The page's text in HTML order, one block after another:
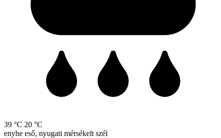
39 °C 20 °C
enyhe eső, nyugati mérsékelt szél